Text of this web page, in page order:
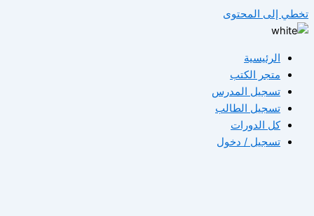
تخطي إلى المحتوى
الرئيسية
متجر الكتب
تسجيل المدرس
تسجيل الطالب
كل الدورات
تسجيل / دخول